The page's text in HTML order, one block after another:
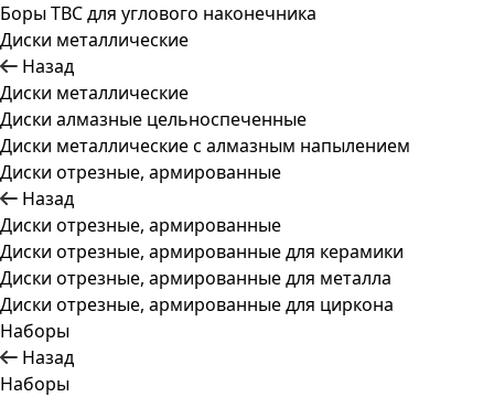
Боры ТВС для углового наконечника
Диски металлические
Назад
Диски металлические
Диски алмазные цельноспеченные
Диски металлические с алмазным напылением
Диски отрезные, армированные
Назад
Диски отрезные, армированные
Диски отрезные, армированные для керамики
Диски отрезные, армированные для металла
Диски отрезные, армированные для циркона
Наборы
Назад
Наборы